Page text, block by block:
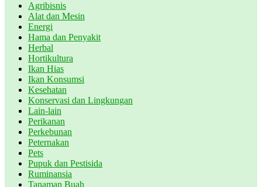
Agribisnis
Alat dan Mesin
Energi
Hama dan Penyakit
Herbal
Hortikultura
Ikan Hias
Ikan Konsumsi
Kesehatan
Konservasi dan Lingkungan
Lain-lain
Perikanan
Perkebunan
Peternakan
Pets
Pupuk dan Pestisida
Ruminansia
Tanaman Buah